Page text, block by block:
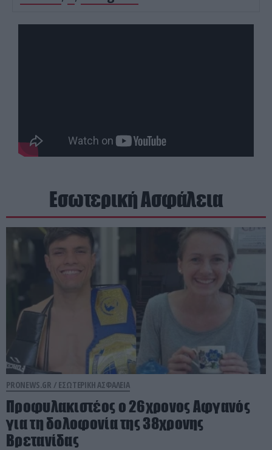
Εσωτερική Ασφάλεια
PRONEWS.GR / ΕΣΩΤΕΡΙΚΗ ΑΣΦΑΛΕΙΑ
Προφυλακιστέος ο 26χρονος Αφγανός
για τη δολοφονία της 38χρονης
Βρετανίδας